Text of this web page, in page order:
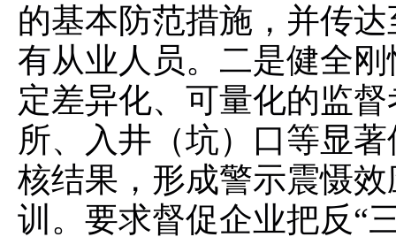
的基本防范措施，并传
有从业人员。二是健全
定差异化、可量化的监
所、入井（坑）口等显
核结果，形成警示震慑
训。要求督促企业把反“